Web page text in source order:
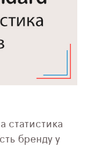
статистика
бренду у